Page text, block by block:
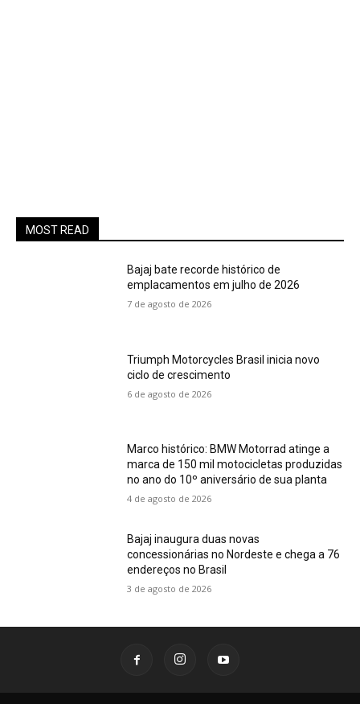
MOST READ
Bajaj bate recorde histórico de
emplacamentos em julho de 2026
7 de agosto de 2026
Triumph Motorcycles Brasil inicia novo
ciclo de crescimento
6 de agosto de 2026
Marco histórico: BMW Motorrad atinge a
marca de 150 mil motocicletas produzidas
no ano do 10º aniversário de sua planta
4 de agosto de 2026
Bajaj inaugura duas novas
concessionárias no Nordeste e chega a 76
endereços no Brasil
3 de agosto de 2026